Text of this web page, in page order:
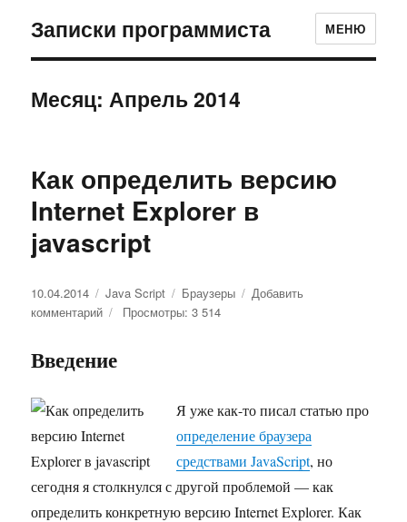
Записки программиста МЕНЮ
Месяц: Апрель 2014
Как определить версию
Internet Explorer в
javascript
Опубликовано
10.04.2014 Рубрики
Java Script Метки
Браузеры
Добавить
комментарий
определить
Internet
в
javascript
Просмотры: 3 514
Введение
Я уже как-то писал статью про
определение браузера
средствами JavaScript, но
сегодня я столкнулся с другой проблемой — как
определить конкретную версию Internet Explorer. Как